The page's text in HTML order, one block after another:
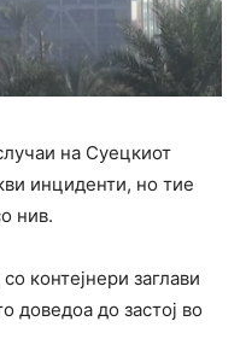
на Суецкиот
инциденти, но тие
нив.
контејнери заглави
доведоа до застој во